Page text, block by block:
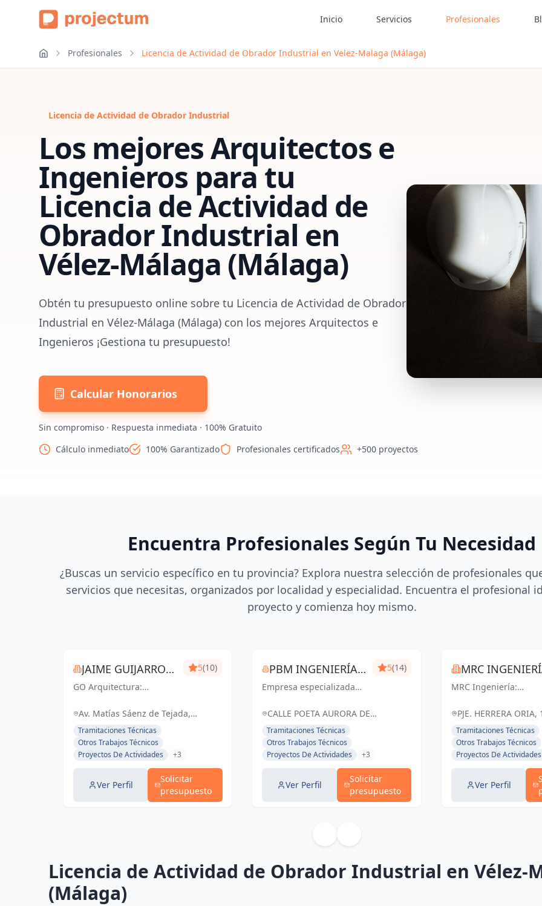
Inicio Servicios Profesionales
Profesionales Licencia de Actividad de Obrador Industrial en Velez-Malaga (Málaga)
Licencia de Actividad de Obrador Industrial
Los mejores Arquitectos e
Ingenieros para tu
Licencia de Actividad de
Obrador Industrial en
Vélez-Málaga (Málaga)
Obtén tu presupuesto online sobre tu Licencia de Actividad de Obrador
Industrial en Vélez-Málaga (Málaga) con los mejores Arquitectos e
Ingenieros ¡Gestiona tu presupuesto!
Calcular Honorarios
Sin compromiso · Respuesta inmediata · 100% Gratuito
Cálculo inmediato
100% Garantizado Profesionales certificados +500 proyectos
Encuentra Profesionales Según Tu Necesidad
¿Buscas un servicio específico en tu provincia? Explora nuestra selección de profesionales
servicios que necesitas, organizados por localidad y especialidad. Encuentra el profesional
proyecto y comienza hoy mismo.
JAIME GUIJARRO
ORIA
GO Arquitectura:
en obra nueva, reformas
y gestiones urbanísticas.
Con Seriedad, Confianza,
Rapidez y Economía como
pilares, ofrecemos
5(10)
Av. Matías Sáenz de Tejada,
Fuengirola, España, España
Tramitaciones Técnicas
Otros Trabajos Técnicos
Proyectos De Actividades
+3
Ver Perfil
Solicitar
presupuesto
PBM INGENIERÍA
MÁLAGA
Empresa especializada
acústica. Expedición de
licencias de apertura,
elaboración de
documentación técnica,
5(14)
CALLE POETA AURORA DE
ALBORNOZ, 4, LOCAL 9, España
Tramitaciones Técnicas
Otros Trabajos Técnicos
Proyectos De Actividades
+3
Ver Perfil
Solicitar
presupuesto
MRC
MRC Ingeniería:
vanguardia para
Málaga y toda
Andalucía.
PJE. HERRERA
ESPAÑA, España
Tramitaciones Técnicas
Otros Trabajos Técnicos
Proyectos De Actividades
Ver Perfil
Licencia de Actividad de Obrador Industrial en Vélez-
(Málaga)